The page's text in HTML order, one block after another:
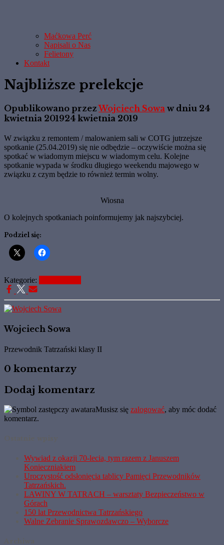
Maćkowa Perć
Napisali o Nas
Felietony
Kontakt
Najbliższe prelekcje
Opublikowano przezWojciech Sowa w dniu 24
kwietnia 201924 kwietnia 2019
W związku z remontem / malowaniem sali w COTG jutrzejsze
spotkanie (25.04.2019) się nie odbędzie – oczywiście można się
spotkać w wiadomym miejscu w wiadomym celu. Kolejne
spotkanie wypada w środku długiego weekendu majowego w
związku z czym będzie to również termin wolny.
Wiosna
O kolejnych spotkaniach poinformujemy jak najszybciej.
Podziel się:
Kategorie:
Wojciech Sowa
Przewodnik Tatrzański klasy II
0 komentarzy
Dodaj komentarz
Musisz się zalogować, aby móc dodać
komentarz.
Wywiad z okazji 70-lecia, tym razem z Januszem
Konieczniakiem
Uroczystość odsłonięcia tablicy Pamięci Przewodników
Tatrzańskich.
LAWINY W TATRACH – warsztaty Bezpieczeństwo w
Górach
150 lat Przewodnictwa Tatrzańskiego
Walne Zebranie Sprawozdawczo – Wyborcze